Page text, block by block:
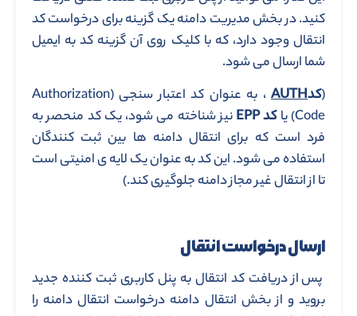
کنید. در بخش مدیریت دامنه یک گزینه برای درخواست کد
انتقال وجود دارد، که با کلیک روی آن گزینه کد به ایمیل
شما ارسال می شود.
(کدAUTH
، به عنوان کد اعتبار سنجی (Authorization
Code) یا
کدEPPنیز شناخته می شود، یک کد منحصر به
فرد است که برای انتقال دامنه ها بین ثبت کنندگان
استفاده می شود. این کد به عنوان یک لایه ی امنیتی است
تا از انتقال غیر مجاز دامنه جلوگیری کند.)
ارسال درخواست انتقال
پس از دریافت کد انتقال به پنل کاربری ثبت کننده جدید
بروید و از بخش انتقال دامنه درخواست انتقال دامنه را